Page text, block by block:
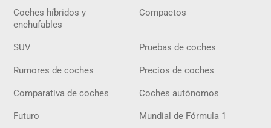
Coches híbridos y
enchufables
Compactos
SUV Pruebas de coches
Rumores de coches Precios de coches
Comparativa de coches Coches autónomos
Futuro Mundial de Fórmula 1